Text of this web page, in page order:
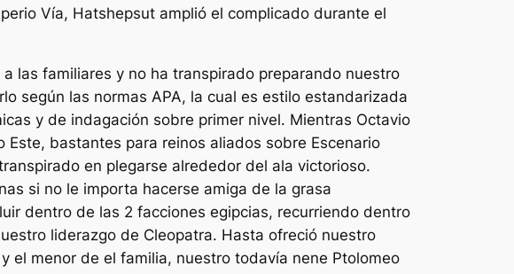
Ví­a, Hatshepsut amplió el complicado durante el
las familiares y no ha transpirado preparando nuestro
según las normas APA, la cual es estilo estandarizada
y de indagación sobre primer nivel. Mientras Octavio
bastantes para reinos aliados sobre Escenario
en plegarse alrededor del ala victorioso.
si no le importa hacerse amiga de la grasa
dentro de las 2 facciones egipcias, recurriendo dentro
liderazgo de Cleopatra. Hasta ofreció nuestro
el menor de el familia, nuestro todavía nene Ptolomeo